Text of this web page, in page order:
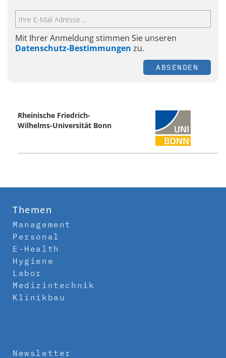
Mit Ihrer Anmeldung stimmen Sie unseren
Datenschutz-Bestimmungen zu.
ABSENDEN
Rheinische Friedrich-
Wilhelms-Universität Bonn
Themen
Management
Personal
E-Health
Hygiene
Labor
Medizintechnik
Klinikbau
Newsletter